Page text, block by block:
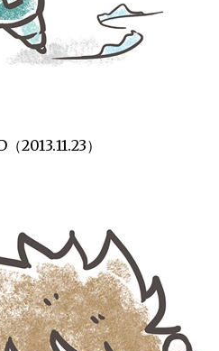
2013.11.23）